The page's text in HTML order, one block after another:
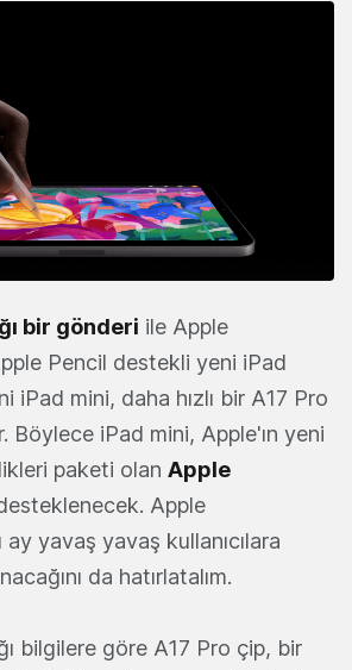
bir gönderi ile Apple
Pencil destekli yeni iPad
iPad mini, daha hızlı bir A17 Pro
Böylece iPad mini, Apple'ın yeni
paketi olan Apple
Apple
yavaş yavaş kullanıcılara
da hatırlatalım.
bilgilere göre A17 Pro çip, bir